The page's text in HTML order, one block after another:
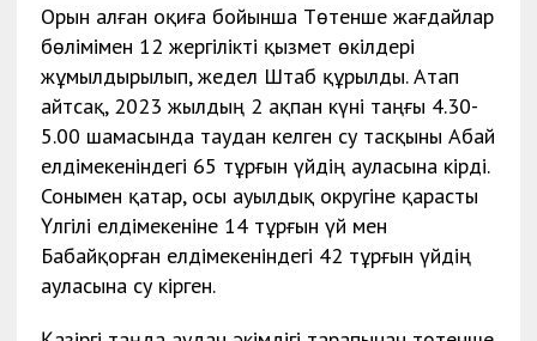
Орын алған оқиға бойынша Төтенше жағдайлар
бөлімімен 12 жергілікті қызмет өкілдері
жұмылдырылып, жедел Штаб құрылды. Атап
айтсақ, 2023 жылдың 2 ақпан күні таңғы 4.30-
5.00 шамасында таудан келген су тасқыны Абай
елдімекеніндегі 65 тұрғын үйдің ауласына кірді.
Сонымен қатар, осы ауылдық округіне қарасты
Үлгілі елдімекеніне 14 тұрғын үй мен
Бабайқорған елдімекеніндегі 42 тұрғын үйдің
ауласына су кірген.